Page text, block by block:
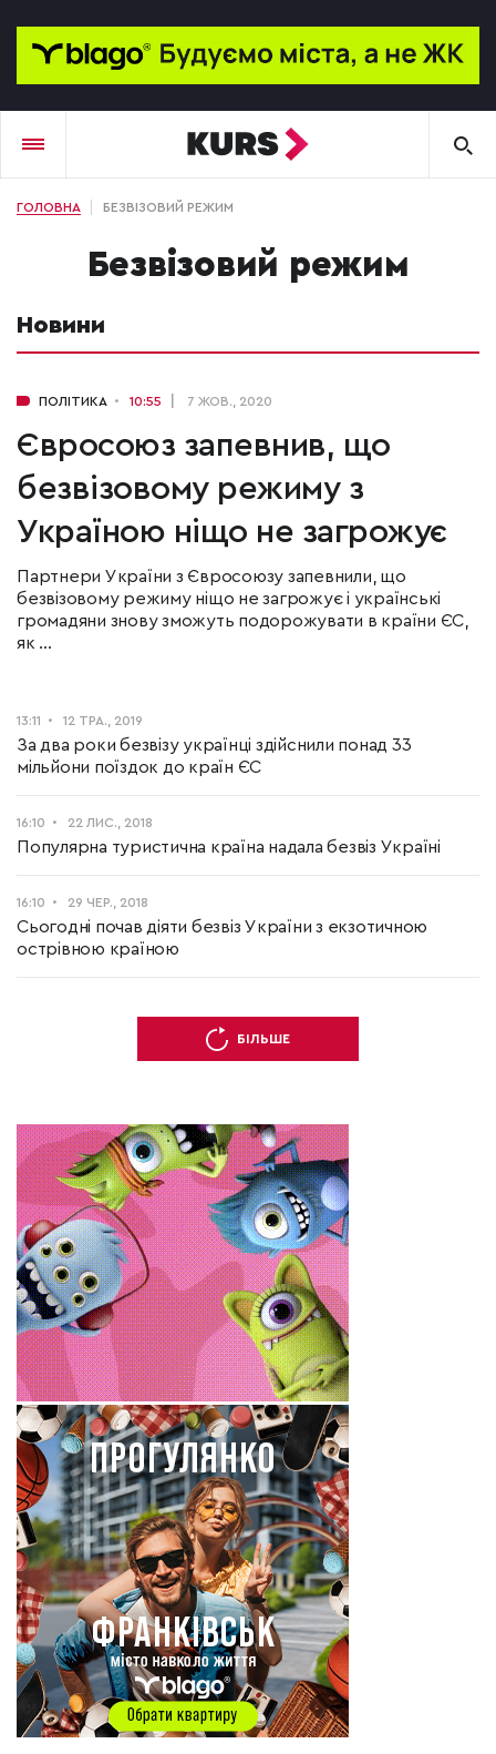
ГОЛОВНА БЕЗВІЗОВИЙ РЕЖИМ
безвізовий режим
Новини
ПОЛІТИКА 10:55 7 ЖОВ., 2020
Євросоюз запевнив, що
безвізовому режиму з
Україною ніщо не загрожує
Партнери України з Євросоюзу запевнили, що
безвізовому режиму ніщо не загрожує і українські
громадяни знову зможуть подорожувати в країни ЄС,
як ...
13:11 12 ТРА., 2019
За два роки безвізу українці здійснили понад 33
мільйони поїздок до країн ЄС
16:10 22 ЛИС., 2018
Популярна туристична країна надала безвіз Україні
16:10 29 ЧЕР., 2018
Сьогодні почав діяти безвіз України з екзотичною
острівною країною
БІЛЬШЕ